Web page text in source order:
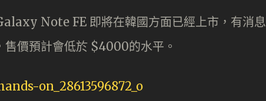
Note FE 即將在韓國方面已經上市，有消息
價預計會低於 $4000的水平。